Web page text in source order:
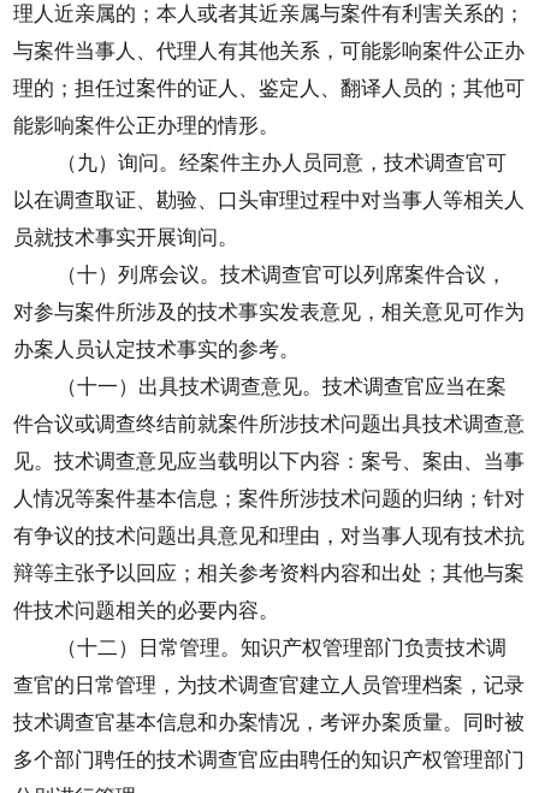
理人近亲属的；本人或者其近亲属与案件有利害关系的；
与案件当事人、代理人有其他关系，可能影响案件公正办
理的；担任过案件的证人、鉴定人、翻译人员的；其他可
能影响案件公正办理的情形。
（九）询问。经案件主办人员同意，技术调查官可
以在调查取证、勘验、口头审理过程中对当事人等相关人
员就技术事实开展询问。
（十）列席会议。技术调查官可以列席案件合议，
对参与案件所涉及的技术事实发表意见，相关意见可作为
办案人员认定技术事实的参考。
（十一）出具技术调查意见。技术调查官应当在案
件合议或调查终结前就案件所涉技术问题出具技术调查意
见。技术调查意见应当载明以下内容：案号、案由、当事
人情况等案件基本信息；案件所涉技术问题的归纳；针对
有争议的技术问题出具意见和理由，对当事人现有技术抗
辩等主张予以回应；相关参考资料内容和出处；其他与案
件技术问题相关的必要内容。
（十二）日常管理。知识产权管理部门负责技术调
查官的日常管理，为技术调查官建立人员管理档案，记录
技术调查官基本信息和办案情况，考评办案质量。同时被
多个部门聘任的技术调查官应由聘任的知识产权管理部门